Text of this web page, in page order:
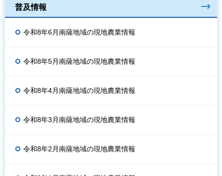
普及情報
令和8年6月南薩地域の現地農業情報
令和8年5月南薩地域の現地農業情報
令和8年4月南薩地域の現地農業情報
令和8年3月南薩地域の現地農業情報
令和8年2月南薩地域の現地農業情報